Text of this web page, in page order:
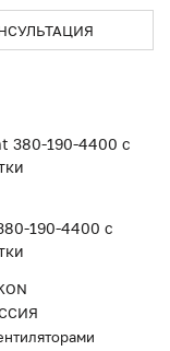
190-4400 с